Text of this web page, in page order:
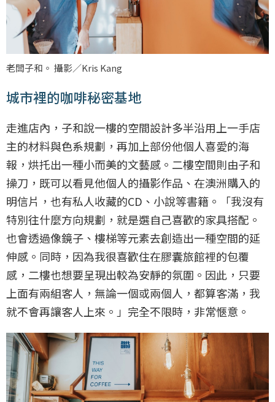
老闆子和。 攝影／Kris Kang
城市裡的咖啡秘密基地
走進店內，子和說一樓的空間設計多半沿用上一手店
主的材料與色系規劃，再加上部份他個人喜愛的海
報，烘托出一種小而美的文藝感。二樓空間則由子和
操刀，既可以看見他個人的攝影作品、在澳洲購入的
明信片，也有私人收藏的CD、小說等書籍。「我沒有
特別往什麼方向規劃，就是選自己喜歡的家具搭配。
也會透過像鏡子、樓梯等元素去創造出一種空間的延
伸感。同時，因為我很喜歡住在膠囊旅館裡的包覆
感，二樓也想要呈現出較為安靜的氛圍。因此，只要
上面有兩組客人，無論一個或兩個人，都算客滿，我
就不會再讓客人上來。」完全不限時，非常愜意。